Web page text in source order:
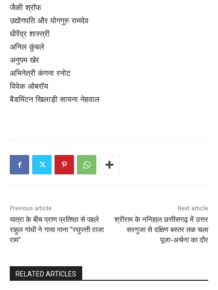
जैकी श्रॉफ
उद्योगपति और योगगुरु रामदेव
धीरेंद्र शास्त्री
अनिल कुंबले
अनुपम खेर
अभिनेत्री कंगना रनोट
विवेक ओबरॉय
बैडमिंटन खिलाड़ी सायना नेहवाल
Previous article
यात्रा के बीच प्राण प्रतिष्ठा से पहले
राहुल गांधी ने गाया गाना ”रघुपत्ती राजा
राम”
Next article
श्रीराम के ननिहाल छत्तीसगढ़ में उत्तर
सरगुजा से दक्षिण बस्तर तक चला
पूजा-अर्चना का दौर
RELATED ARTICLES